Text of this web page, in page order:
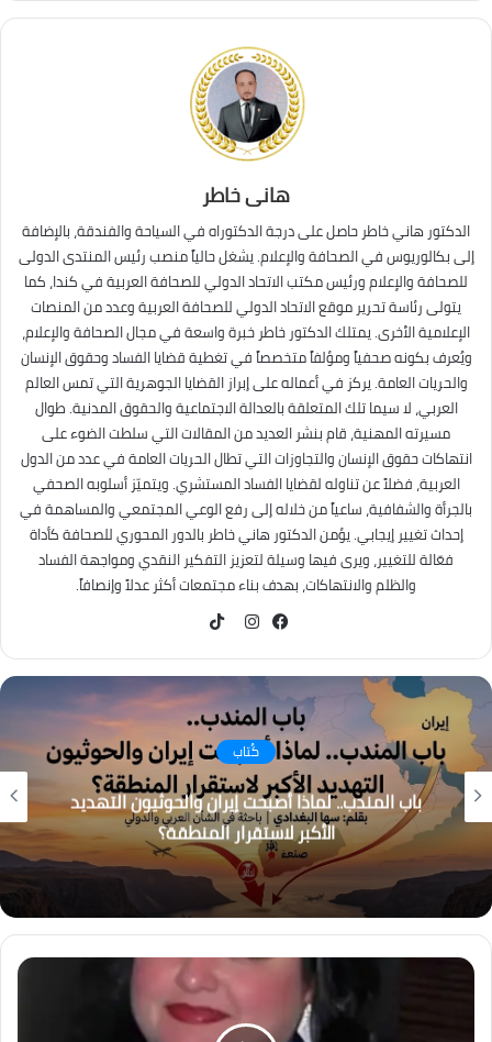
هانى خاطر
الدكتور هاني خاطر حاصل على درجة الدكتوراه في السياحة والفندقة، بالإضافة
إلى بكالوريوس في الصحافة والإعلام. يشغل حالياً منصب رئيس المنتدى الدولى
للصحافة والإعلام ورئيس مكتب الاتحاد الدولي للصحافة العربية في كندا، كما
يتولى رئاسة تحرير موقع الاتحاد الدولي للصحافة العربية وعدد من المنصات
الإعلامية الأخرى. يمتلك الدكتور خاطر خبرة واسعة في مجال الصحافة والإعلام،
ويُعرف بكونه صحفياً ومؤلفاً متخصصاً في تغطية قضايا الفساد وحقوق الإنسان
والحريات العامة. يركز في أعماله على إبراز القضايا الجوهرية التي تمس العالم
العربي، لا سيما تلك المتعلقة بالعدالة الاجتماعية والحقوق المدنية. طوال
مسيرته المهنية، قام بنشر العديد من المقالات التي سلطت الضوء على
انتهاكات حقوق الإنسان والتجاوزات التي تطال الحريات العامة في عدد من الدول
العربية، فضلاً عن تناوله لقضايا الفساد المستشري. ويتميّز أسلوبه الصحفي
بالجرأة والشفافية، ساعياً من خلاله إلى رفع الوعي المجتمعي والمساهمة في
إحداث تغيير إيجابي. يؤمن الدكتور هاني خاطر بالدور المحوري للصحافة كأداة
فعّالة للتغيير، ويرى فيها وسيلة لتعزيز التفكير النقدي ومواجهة الفساد
والظلم والانتهاكات، بهدف بناء مجتمعات أكثر عدلاً وإنصافاً.
كُتاب
باب المندب.. لماذا أصبحت إيران والحوثيون التهديد
الأكبر لاستقرار المنطقة؟